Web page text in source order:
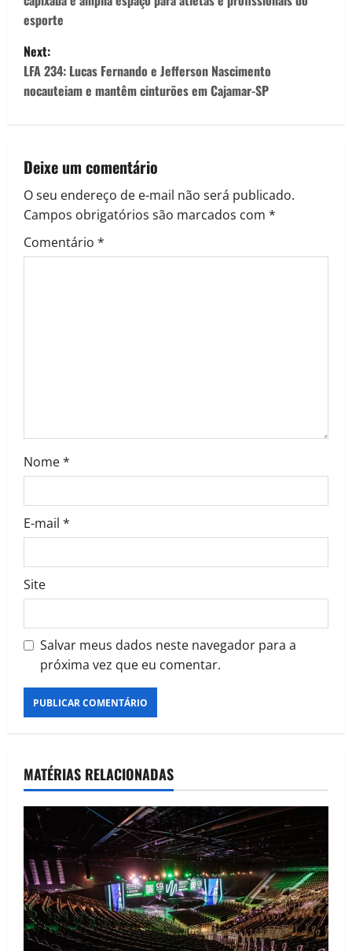
esporte
Next:
LFA 234: Lucas Fernando e Jefferson Nascimento
nocauteiam e mantêm cinturões em Cajamar-SP
Deixe um comentário
O seu endereço de e-mail não será publicado.
Campos obrigatórios são marcados com *
Comentário *
Nome*
E-mail *
Site
Salvar meus dados neste navegador para a
próxima vez que eu comentar.
MATÉRIAS RELACIONADAS